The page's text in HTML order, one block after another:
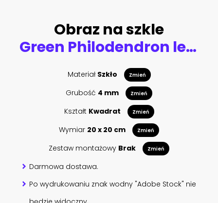
Obraz na szkle
Green Philodendron leaves
Materiał Szkło Zmień
Grubość 4 mm Zmień
Kształt Kwadrat Zmień
Wymiar 20 x 20 cm Zmień
Zestaw montażowy Brak Zmień
Darmowa dostawa.
Po wydrukowaniu znak wodny "Adobe Stock" nie